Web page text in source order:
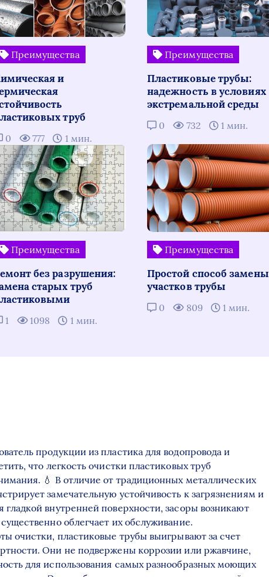
Преимущества
и
труб
0 777 1 мин.
Преимущества
Пластиковые трубы:
надежность в условиях
экстремальной среды
0 732 1 мин.
Преимущества
без разрушения:
старых труб
1 1098 1 мин.
Преимущества
Простой способ замены
участков трубы
0 809 1 мин.
продукции из пластика для водопровода и
что легкость очистки пластиковых труб
💧 В отличие от традиционных металлических
замечательную устойчивость к загрязнениям и
гладкой внутренней поверхности, засоры возникают
облегчает их обслуживание.
очистки, пластиковые трубы выигрывают за счет
Они не подвержены коррозии или ржавчине,
для использования самых разнообразных моющих